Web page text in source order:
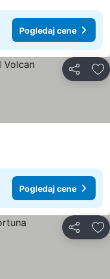
Pogledaj cene
Deli
Pogledaj cene
Deli